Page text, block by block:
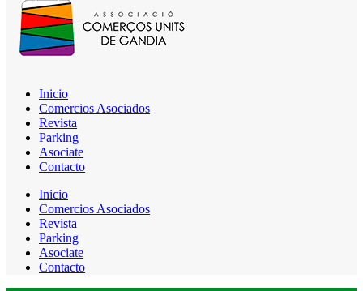
Inicio
Comercios Asociados
Revista
Parking
Asociate
Contacto
Inicio
Comercios Asociados
Revista
Parking
Asociate
Contacto